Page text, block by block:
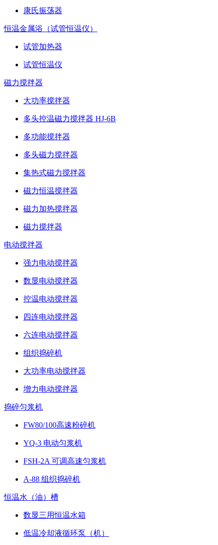
康氏振荡器
恒温金属浴（试管恒温仪）
试管加热器
试管恒温仪
磁力搅拌器
大功率搅拌器
多头控温磁力搅拌器 HJ-6B
多功能搅拌器
多头磁力搅拌器
集热式磁力搅拌器
磁力恒温搅拌器
磁力加热搅拌器
磁力搅拌器
电动搅拌器
强力电动搅拌器
数显电动搅拌器
控温电动搅拌器
四连电动搅拌器
六连电动搅拌器
组织捣碎机
大功率电动搅拌器
增力电动搅拌器
捣碎匀浆机
FW80/100高速粉碎机
YQ-3 电动匀浆机
FSH-2A 可调高速匀浆机
A-88 组织捣碎机
恒温水（油）槽
数显三用恒温水箱
低温冷却液循环泵（机）